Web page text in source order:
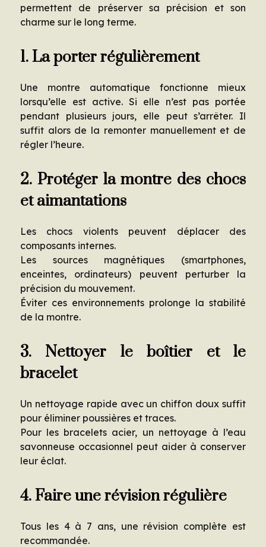
permettent de préserver sa précision et son
charme sur le long terme.
1. La porter régulièrement
Une montre automatique fonctionne mieux
lorsqu’elle est active. Si elle n’est pas portée
pendant plusieurs jours, elle peut s’arrêter. Il
suffit alors de la remonter manuellement et de
régler l’heure.
2. Protéger la montre des chocs
et aimantations
Les chocs violents peuvent déplacer des
composants internes.
Les sources magnétiques (smartphones,
enceintes, ordinateurs) peuvent perturber la
précision du mouvement.
Éviter ces environnements prolonge la stabilité
de la montre.
3. Nettoyer le boîtier et le
bracelet
Un nettoyage rapide avec un chiffon doux suffit
pour éliminer poussières et traces.
Pour les bracelets acier, un nettoyage à l’eau
savonneuse occasionnel peut aider à conserver
leur éclat.
4. Faire une révision régulière
Tous les 4 à 7 ans, une révision complète est
recommandée.